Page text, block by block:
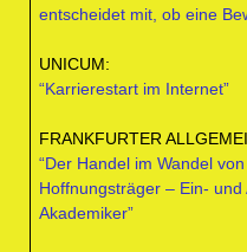
entscheidet mit, ob eine
UNICUM:
“Karrierestart im Internet”
FRANKFURTER
“Der Handel im Wandel
Hoffnungsträger – Ein-
Akademiker”